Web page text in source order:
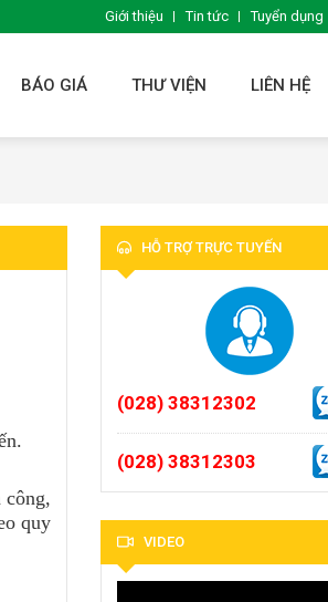
Giới thiệu Tin tức Tuyển dụng
BÁO GIÁ THƯ VIỆN LIÊN HỆ
công,
quy
HỖ TRỢ TRỰC TUYẾN
(028) 38312302
(028) 38312303
VIDEO